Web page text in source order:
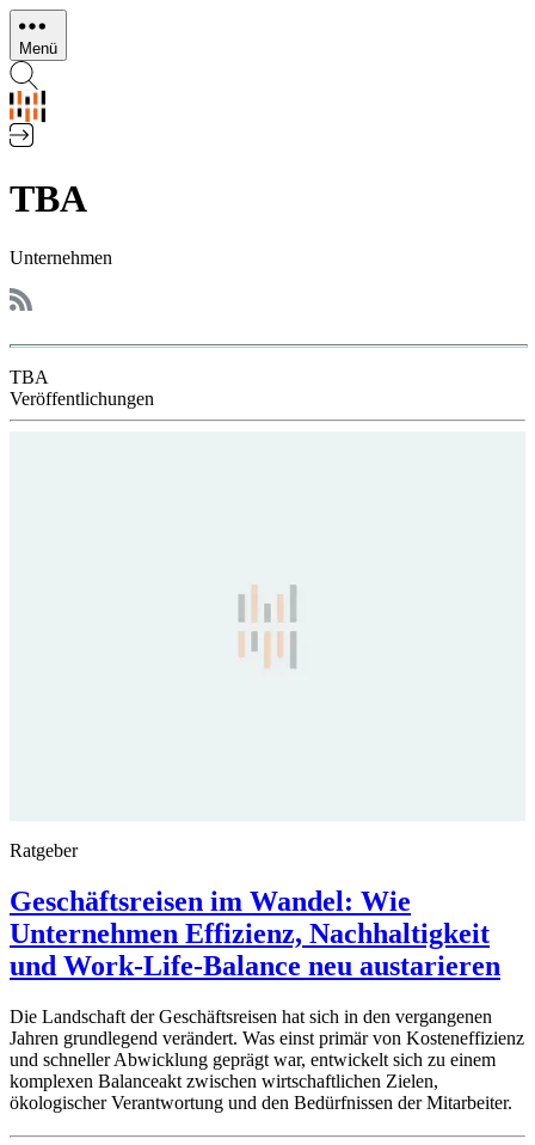
Direkt
zum
Inhalt
Menü
TBA
Unternehmen
TBA
Veröffentlichungen
Ratgeber
Geschäftsreisen im Wandel: Wie
Unternehmen Effizienz, Nachhaltigkeit
und Work-Life-Balance neu austarieren
Die Landschaft der Geschäftsreisen hat sich in den vergangenen
Jahren grundlegend verändert. Was einst primär von Kosteneffizienz
und schneller Abwicklung geprägt war, entwickelt sich zu einem
komplexen Balanceakt zwischen wirtschaftlichen Zielen,
ökologischer Verantwortung und den Bedürfnissen der Mitarbeiter.